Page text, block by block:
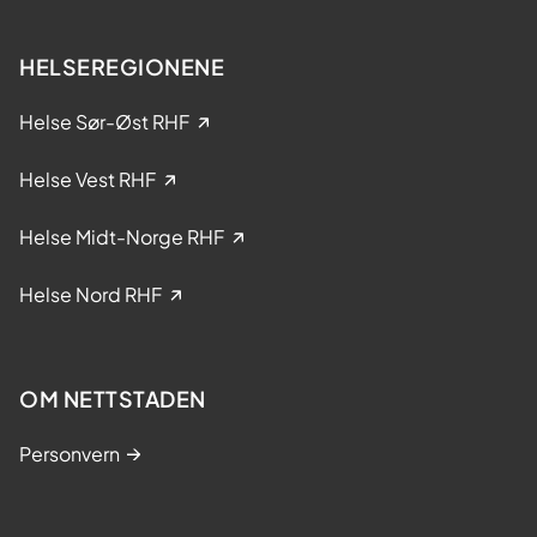
HELSEREGIONENE
Helse Sør-Øst RHF
Helse Vest RHF
Helse Midt-Norge RHF
Helse Nord RHF
OM NETTSTADEN
Personvern